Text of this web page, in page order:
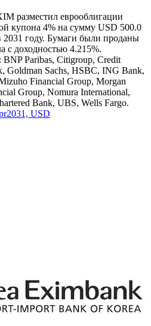
разместил еврооблигации
купона 4% на сумму USD 500.0
году. Бумаги были проданы
с доходностью 4.215%.
Paribas, Citigroup, Credit
Goldman Sachs, HSBC, ING Bank,
Financial Group, Morgan
Group, Nomura International,
Bank, UBS, Wells Fargo.
USD